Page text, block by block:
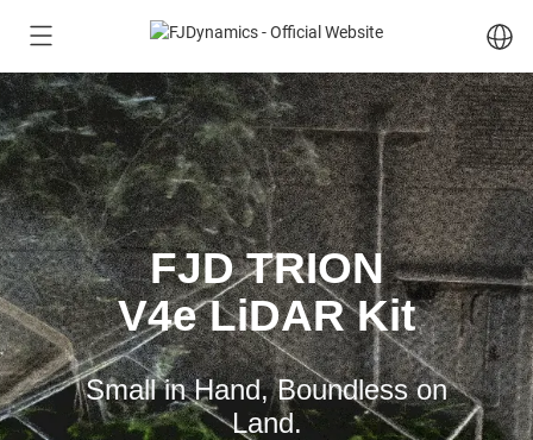
FJD TRION
V4e LiDAR Kit
Small in Hand, Boundless on
Land.